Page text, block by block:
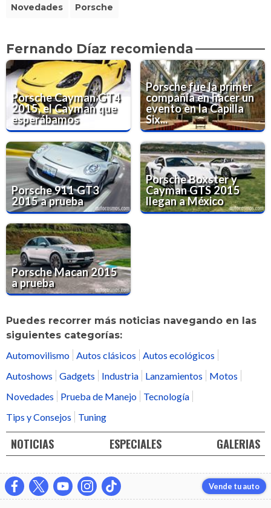
Novedades Porsche
Fernando Díaz recomienda
Porsche Cayman GT4
2015, el Cayman que
esperábamos
Porsche fue la primer
compañía en hacer un
evento en la Capilla
Six...
Porsche 911 GT3
2015 a prueba
Porsche Boxster y
Cayman GTS 2015
llegan a México
Porsche Macan 2015
a prueba
Puedes recorrer más noticias navegando en las
siguientes categorías:
Automovilismo
Autos clásicos
Autos ecológicos
Autoshows
Gadgets Industria Lanzamientos
Motos
Novedades
Prueba de Manejo
Tecnología
Tips y Consejos
Tuning
NOTICIAS ESPECIALES GALERIAS
Vende tu auto